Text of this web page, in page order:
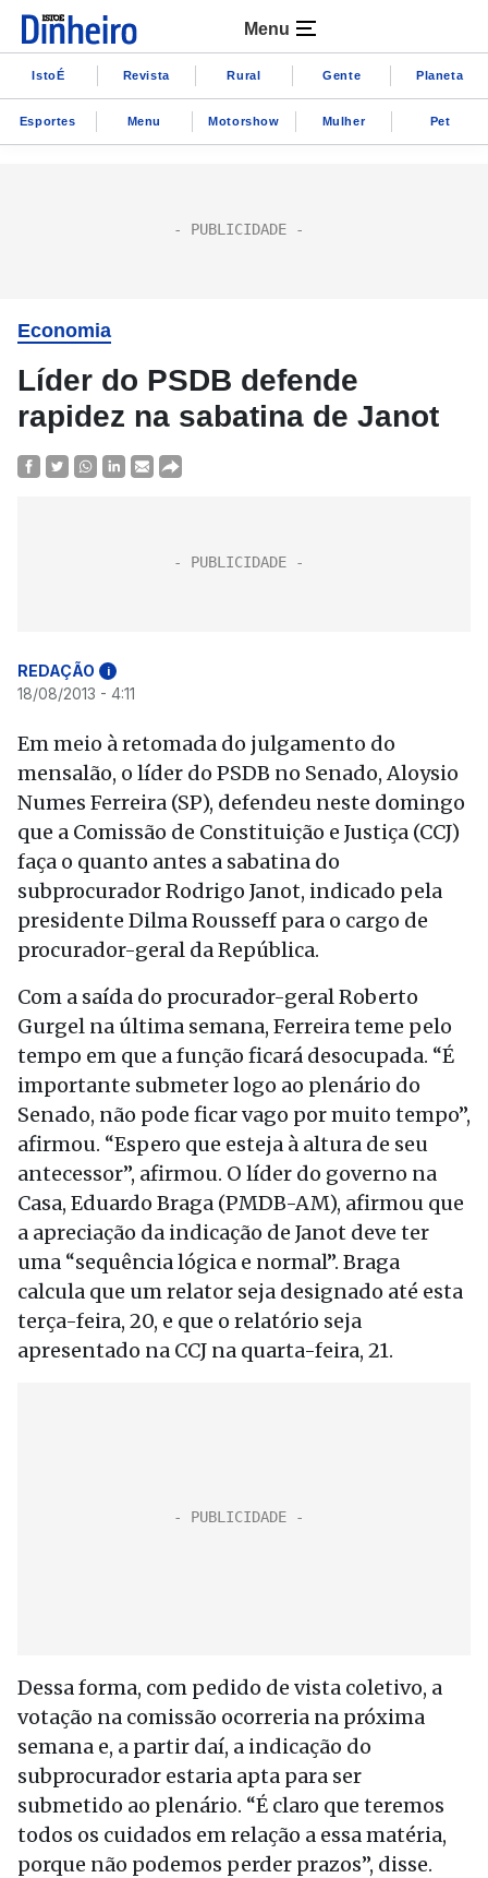
Menu
IstoÉ Revista Rural Gente Planeta
Esportes Menu Motorshow Mulher Pet
Economia
Líder do PSDB defende
rapidez na sabatina de Janot
REDAÇÃO i
18/08/2013 - 4:11
Em meio à retomada do julgamento do
mensalão, o líder do PSDB no Senado, Aloysio
Numes Ferreira (SP), defendeu neste domingo
que a Comissão de Constituição e Justiça (CCJ)
faça o quanto antes a sabatina do
subprocurador Rodrigo Janot, indicado pela
presidente Dilma Rousseff para o cargo de
procurador-geral da República.
Com a saída do procurador-geral Roberto
Gurgel na última semana, Ferreira teme pelo
tempo em que a função ficará desocupada. “É
importante submeter logo ao plenário do
Senado, não pode ficar vago por muito tempo”,
afirmou. “Espero que esteja à altura de seu
antecessor”, afirmou. O líder do governo na
Casa, Eduardo Braga (PMDB-AM), afirmou que
a apreciação da indicação de Janot deve ter
uma “sequência lógica e normal”. Braga
calcula que um relator seja designado até esta
terça-feira, 20, e que o relatório seja
apresentado na CCJ na quarta-feira, 21.
Dessa forma, com pedido de vista coletivo, a
votação na comissão ocorreria na próxima
semana e, a partir daí, a indicação do
subprocurador estaria apta para ser
submetido ao plenário. “É claro que teremos
todos os cuidados em relação a essa matéria,
porque não podemos perder prazos”, disse.